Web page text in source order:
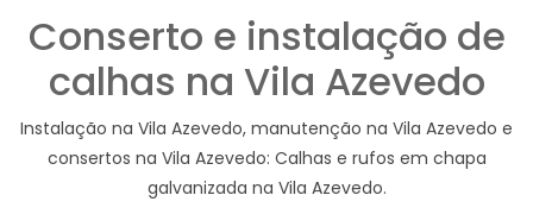
Conserto e instalação de
calhas na Vila Azevedo
Instalação na Vila Azevedo, manutenção na Vila Azevedo e
consertos na Vila Azevedo: Calhas e rufos em chapa
galvanizada na Vila Azevedo.